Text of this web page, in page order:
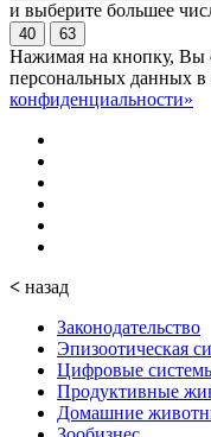
и выберите большее
40 63
Нажимая на кнопку, Вы
персональных данных в
конфиденциальности»
< назад
Законодательство
Эпизоотическая
Цифровые
Продуктивные
Домашние